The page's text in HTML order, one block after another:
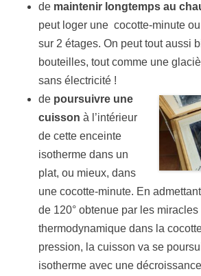
de maintenir longtemps au
peut loger une cocotte-minute
sur 2 étages. On peut tout aussi
bouteilles, tout comme une
sans électricité !
de poursuivre une
cuisson à l’intérieur
de cette enceinte
isotherme dans un
plat, ou mieux, dans
une cocotte-minute. En
de 120° obtenue par les miracles
thermodynamique dans la
pression, la cuisson va se
isotherme avec une